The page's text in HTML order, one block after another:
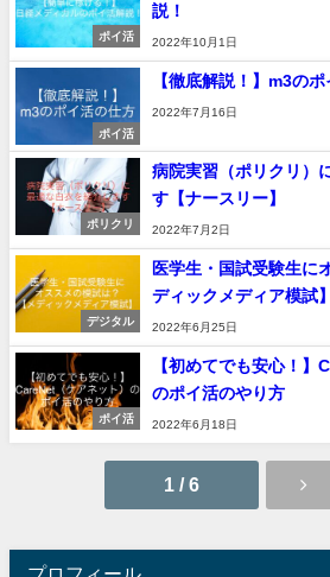
ポイ活
説！
2022年10月1日
ポイ活
【徹底解説！】m3の
2022年7月16日
ポリクリ
病院実習（ポリクリ）
す【ナースリー】
2022年7月2日
デジタル
医学生・国試受験生に
ディックメディア模試】
2022年6月25日
ポイ活
【初めてでも安心！】
のポイ活のやり方
2022年6月18日
1 / 6
プロフィール